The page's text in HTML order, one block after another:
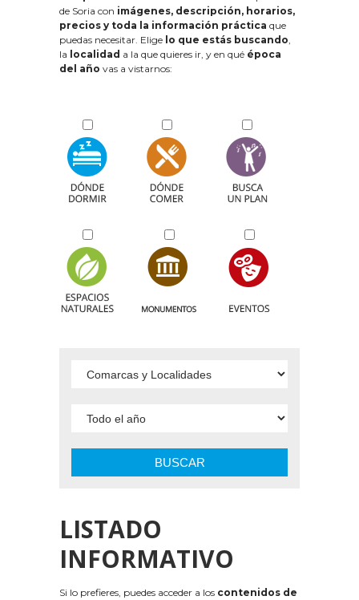
de Soria con imágenes, descripción, horarios,
precios y toda la información práctica que
puedas necesitar. Elige lo que estás buscando,
la localidad a la que quieres ir, y en qué época
del año vas a vistarnos:
BUSCAR
LISTADO
INFORMATIVO
Si lo prefieres, puedes acceder a los contenidos de